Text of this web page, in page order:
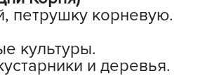
БЭЛТ
оффлайн
петрушку корневую.
культуры.
и деревья.